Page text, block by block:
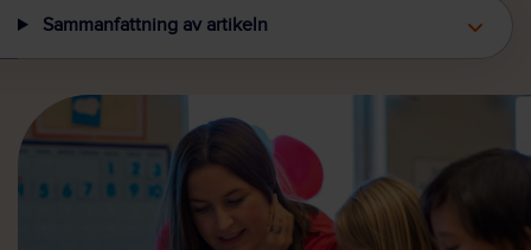
Sammanfattning av artikeln